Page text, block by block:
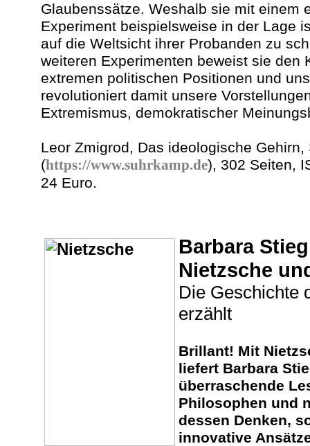
Glaubenssätze. Weshalb sie mit einem
Experiment beispielsweise in der Lage
auf die Weltsicht ihrer Probanden zu
weiteren Experimenten beweist sie den
extremen politischen Positionen und
revolutioniert damit unsere
Extremismus, demokratischer
Leor Zmigrod, Das ideologische Gehirn,
(https://www.suhrkamp.de), 302 Seiten,
24 Euro.
Barbara
Nietzsche
Die Geschichte
erzählt
Brillant! Mit
liefert Barbara
überraschende
Philosophen und
dessen Denken,
innovative